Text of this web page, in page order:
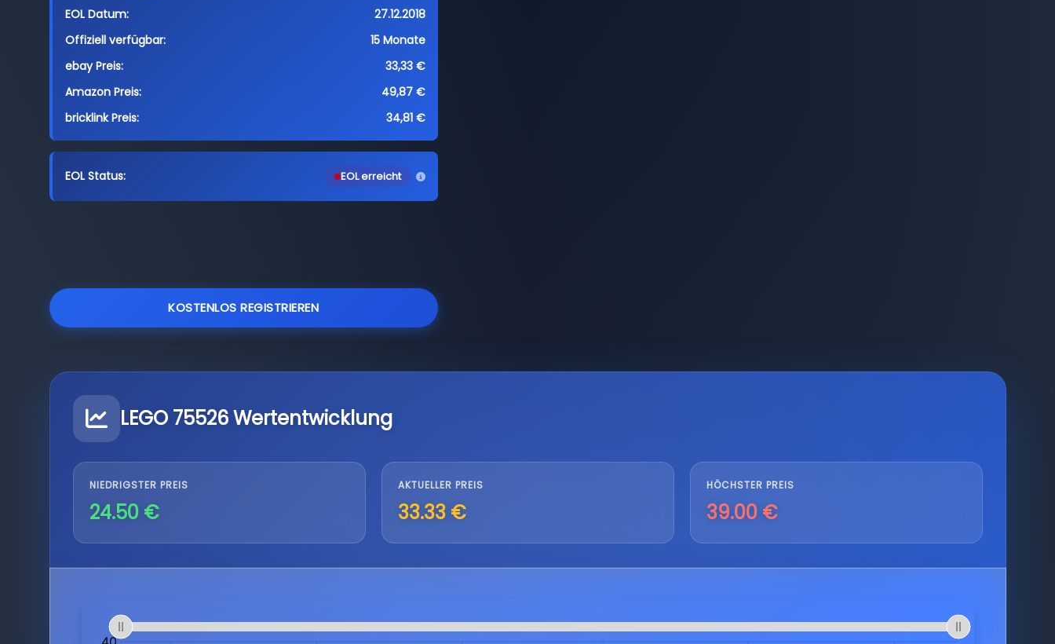
EOL Datum:
27.12.2018
Offiziell verfügbar:
15 Monate
ebay Preis:
33,33 €
Amazon Preis:
49,87 €
bricklink Preis:
34,81 €
EOL Status: EOL erreicht
KOSTENLOS REGISTRIEREN
LEGO 75526 Wertentwicklung
NIEDRIGSTER PREIS
24.50 €
AKTUELLER PREIS
33.33 €
HÖCHSTER PREIS
39.00 €